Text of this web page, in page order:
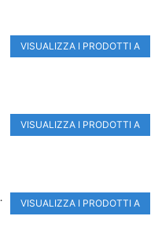
VISUALIZZA I PRODOTTI A
VISUALIZZA I PRODOTTI A
VISUALIZZA I PRODOTTI A